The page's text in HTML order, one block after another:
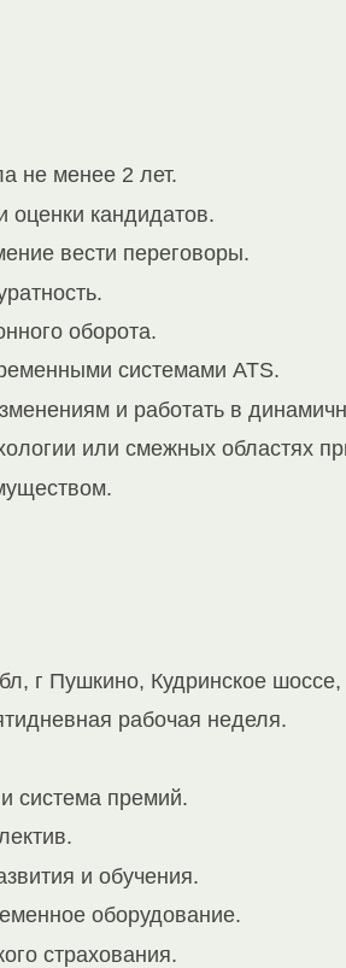
не менее 2 лет.
оценки кандидатов.
вести переговоры.
оборота.
системами ATS.
и работать в
или смежных областях
г Пушкино, Кудринское шоссе,
рабочая неделя.
система премий.
и обучения.
оборудование.
страхования.